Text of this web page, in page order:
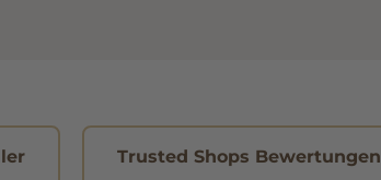
Trusted Shops Bewertungen